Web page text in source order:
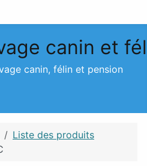
canin, félin et pension
Liste des produits